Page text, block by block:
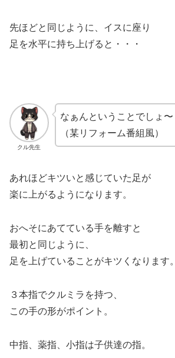
先ほどと同じように、イスに座り
足を水平に持ち上げると・・・
クル先生
なぁんということでしょ〜
（某リフォーム番組風）
あれほどキツいと感じていた足が
楽に上がるようになります。
おへそにあてている手を離すと
最初と同じように、
足を上げていることがキツくなります。
３本指でクルミラを持つ、
この手の形がポイント。
中指、薬指、小指は子供達の指。